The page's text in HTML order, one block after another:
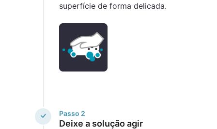
superfície de forma delicada.
Passo 2
Deixe a solução agir